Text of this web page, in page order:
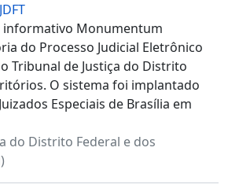
informativo Monumentum
do Processo Judicial Eletrônico
Tribunal de Justiça do Distrito
O sistema foi implantado
Especiais de Brasília em
do Distrito Federal e dos